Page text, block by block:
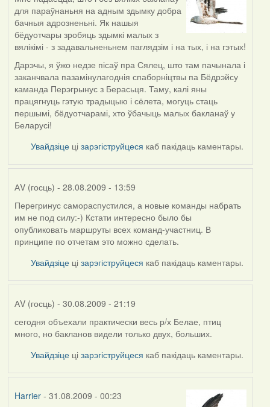
In
reply
to
by
АV
(госць)
для параўнаньня на адным здымку добра
бачныя адрозненьні. Як нашыя
бёдуотчары зробяць здымкі малых з
вялікімі - з задавальненьнем паглядзім і на тых, і на гэтых!
Дарэчы, я ўжо недзе пісаў пра Сялец, што там пачынала і
заканчвала пазамінулагоднія спаборніцтвы па Бёдрэйсу
каманда Перэгрынус з Берасьця. Таму, калі яны
працягнуць гэтую традыцыю і сёлета, могуць стаць
першымі, бёдуотчарамі, хто ўбачыць малых бакланаў у
Беларусі!
Увайдзіце цізарэгіструйцеся каб пакідаць каментары.
АV (госць) - 28.08.2009 - 13:59
Перегринус самораспустился, а новые команды набрать
им не под силу:-) Кстати интересно было бы
опубликовать маршруты всех команд-участниц. В
принципе по отчетам это можно сделать.
Увайдзіце цізарэгіструйцеся каб пакідаць каментары.
АV (госць) - 30.08.2009 - 21:19
сегодня объехали практически весь р/х Белае, птиц
много, но бакланов видели только двух, больших.
Увайдзіце цізарэгіструйцеся каб пакідаць каментары.
Harrier- 31.08.2009 - 00:23